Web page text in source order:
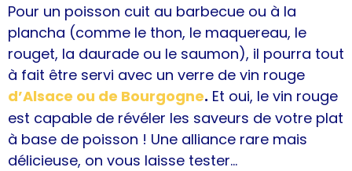
Pour un poisson cuit au barbecue ou à la
plancha (comme le thon, le maquereau, le
rouget, la daurade ou le saumon), il pourra tout
à fait être servi avec un verre de vin rouge
d’Alsace ou de Bourgogne. Et oui, le vin rouge
est capable de révéler les saveurs de votre plat
à base de poisson ! Une alliance rare mais
délicieuse, on vous laisse tester...